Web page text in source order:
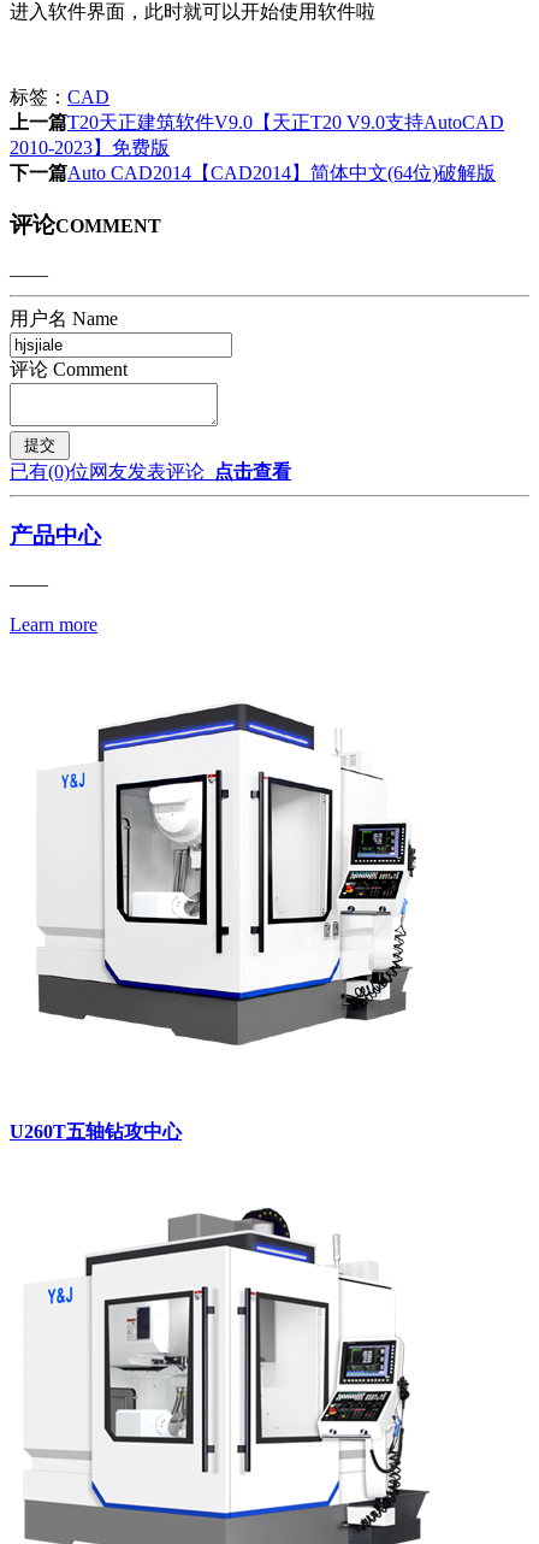
进入软件界面，此时就可以开始使用软件啦
标签： CAD
上一篇T20天正建筑软件V9.0【天正T20 V9.0支持AutoCAD
2010-2023】免费版
下一篇Auto CAD2014【CAD2014】简体中文(64位)破解版
评论COMMENT
——
用户名 Name
评论 Comment
已有(0)位网友发表评论 点击查看
产品中心
——
Learn more
U260T五轴钻攻中心